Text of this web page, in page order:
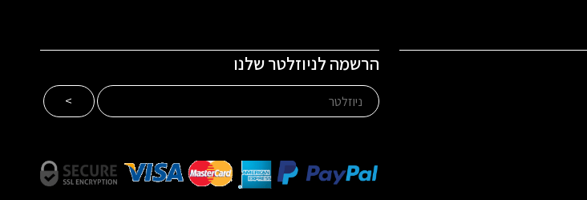
הרשמה לניוזלטר שלנו